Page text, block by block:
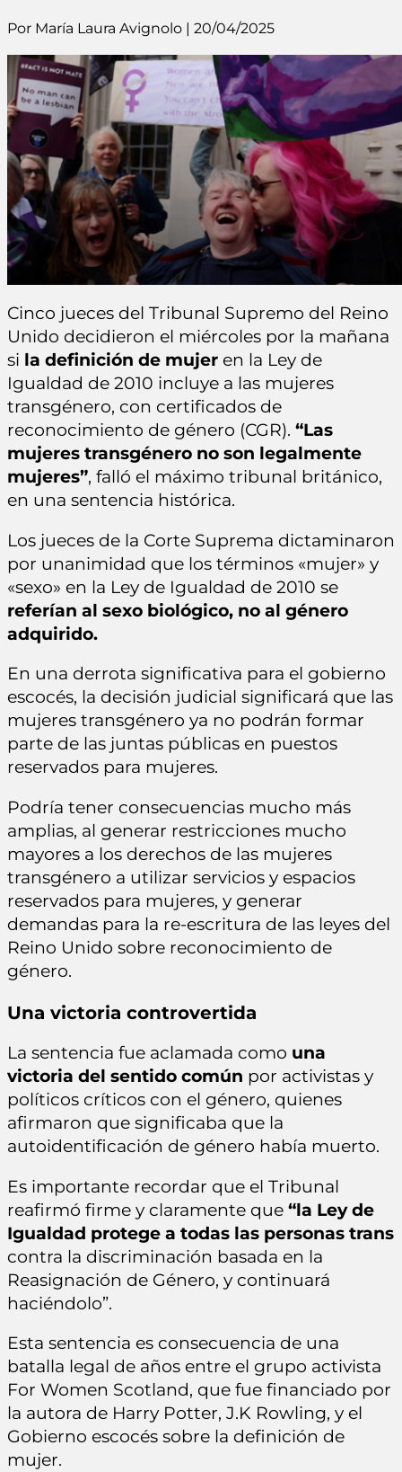
Por María Laura Avignolo | 20/04/2025
Cinco jueces del Tribunal Supremo del Reino
Unido decidieron el miércoles por la mañana
si la definición de mujer en la Ley de
Igualdad de 2010 incluye a las mujeres
transgénero, con certificados de
reconocimiento de género (CGR). “Las
mujeres transgénero no son legalmente
mujeres”, falló el máximo tribunal británico,
en una sentencia histórica.
Los jueces de la Corte Suprema dictaminaron
por unanimidad que los términos «mujer» y
«sexo» en la Ley de Igualdad de 2010 se
referían al sexo biológico, no al género
adquirido.
En una derrota significativa para el gobierno
escocés, la decisión judicial significará que las
mujeres transgénero ya no podrán formar
parte de las juntas públicas en puestos
reservados para mujeres.
Podría tener consecuencias mucho más
amplias, al generar restricciones mucho
mayores a los derechos de las mujeres
transgénero a utilizar servicios y espacios
reservados para mujeres, y generar
demandas para la re-escritura de las leyes del
Reino Unido sobre reconocimiento de
género.
Una victoria controvertida
La sentencia fue aclamada como una
victoria del sentido común por activistas y
políticos críticos con el género, quienes
afirmaron que significaba que la
autoidentificación de género había muerto.
Es importante recordar que el Tribunal
reafirmó firme y claramente que “la Ley de
Igualdad protege a todas las personas trans
contra la discriminación basada en la
Reasignación de Género, y continuará
haciéndolo”.
Esta sentencia es consecuencia de una
batalla legal de años entre el grupo activista
For Women Scotland, que fue financiado por
la autora de Harry Potter, J.K Rowling, y el
Gobierno escocés sobre la definición de
mujer.